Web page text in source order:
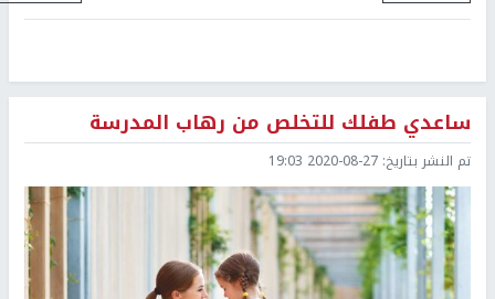
ساعدي طفلك للتخلص من رهاب المدرسة
تم النشر بتاريخ: 2020-08-27 19:03